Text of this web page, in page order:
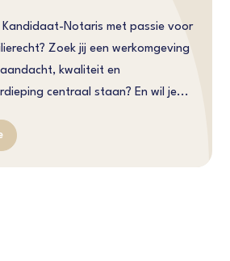
Kandidaat-Notaris met passie voor
Zoek jij een werkomgeving
kwaliteit en
centraal staan? En wil je...